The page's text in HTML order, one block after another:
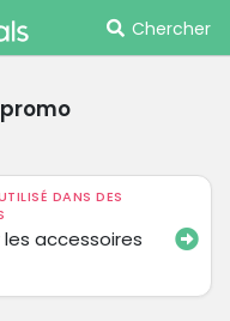
Chercher
DANS DES
les accessoires